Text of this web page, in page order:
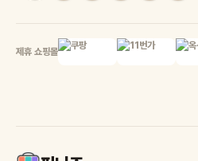
제휴 쇼핑몰